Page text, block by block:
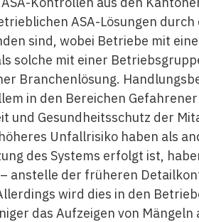
ASA-Lösungen
sind, wobei Betriebe mit
solche mit einer
Branchenlösung.
in den Bereichen
und Gesundheitsschutz der
Unfallrisiko haben als
des Systems erfolgt ist,
anstelle der früheren
wird dies in den
das Aufzeigen von Mängeln